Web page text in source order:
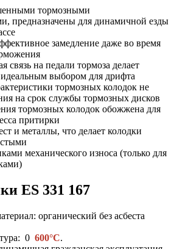
тормозными
предназначены для динамичной езды
замедление даже во время
связь на педали тормоза делает
выбором для дрифта
тормозных колодок не
на срок службы тормозных дисков
тормозных колодок обожжена для
притирки
и металлы, что делает колодки
механического износа (только для
ES 331 167
органический без асбеста
0 600°C.